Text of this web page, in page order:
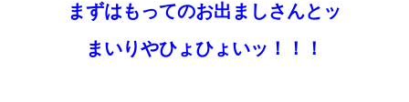
まずはもってのお出ましさんとッ
まいりやひょひょいッ！！！